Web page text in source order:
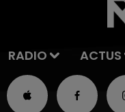
RADIO ACTUS